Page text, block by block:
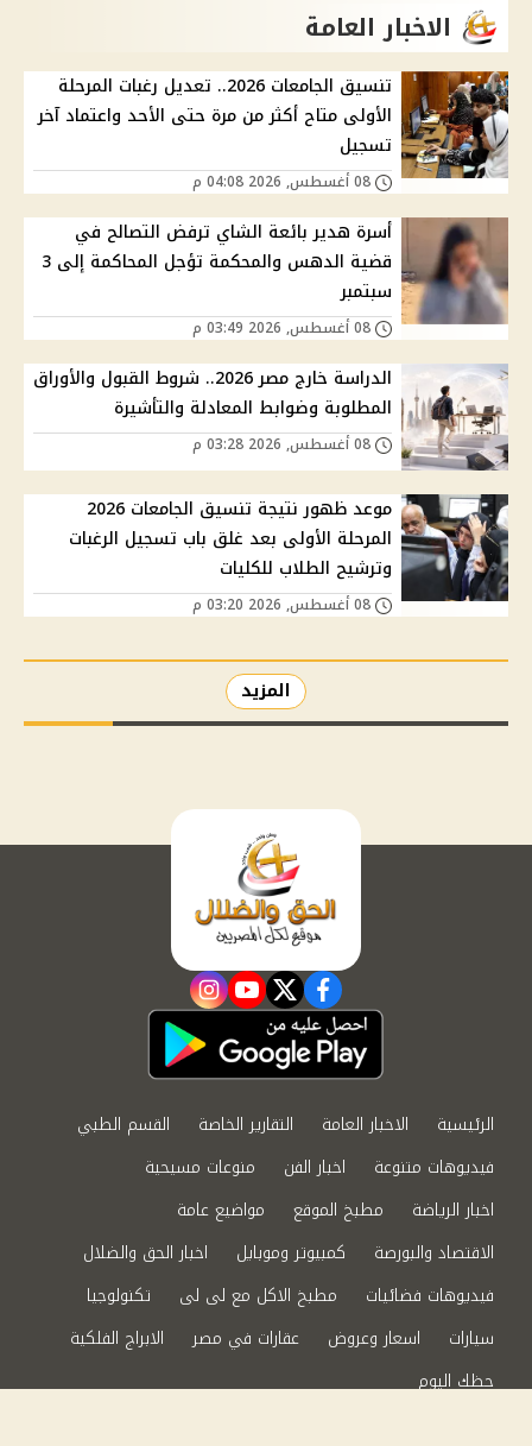
الاخبار العامة
تنسيق الجامعات 2026.. تعديل رغبات المرحلة
الأولى متاح أكثر من مرة حتى الأحد واعتماد آخر
تسجيل
أسرة هدير بائعة الشاي ترفض التصالح في
قضية الدهس والمحكمة تؤجل المحاكمة إلى 3
سبتمبر
الدراسة خارج مصر 2026.. شروط القبول والأوراق
المطلوبة وضوابط المعادلة والتأشيرة
موعد ظهور نتيجة تنسيق الجامعات 2026
المرحلة الأولى بعد غلق باب تسجيل الرغبات
وترشيح الطلاب للكليات
المزيد
facebook
twitter
youtube
instagram
الرئيسية الاخبار العامة التقارير الخاصة
القسم الطبي
فيديوهات متنوعة
اخبار الفن
منوعات مسيحية
اخبار الرياضة
مطبخ الموقع
مواضيع عامة
الاقتصاد والبورصة
كمبيوتر وموبايل
اخبار الحق والضلال
فيديوهات فضائيات
مطبخ الاكل مع لى لى
تكنولوجيا
سيارات
اسعار وعروض عقارات في مصر
الابراج الفلكية
حظك اليوم